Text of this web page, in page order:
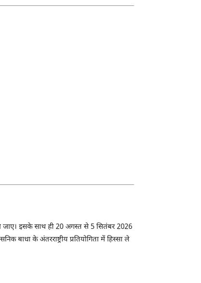
जाए। इसके साथ ही 20 अगस्त से 5 सितंबर 2026
बाधा के अंतरराष्ट्रीय प्रतियोगिता में हिस्सा ले